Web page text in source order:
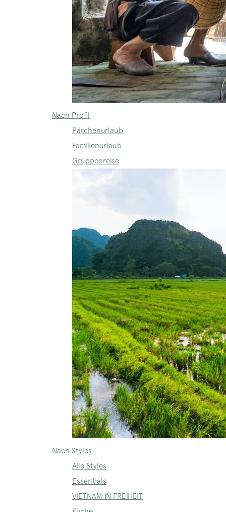
Nach Profil
Pärchenurlaub
Familienurlaub
Gruppenreise
Nach Styles
Alle Styles
Essentials
VIETNAM IN FREIHEIT